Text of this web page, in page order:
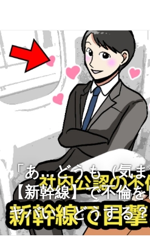
「あ…どうも（気
【新幹線】で不倫
ヤバい！どうする？